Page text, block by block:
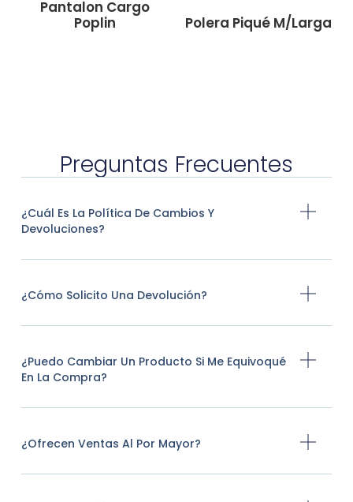
Pantalon Cargo
Poplin
Polera Piqué M/Larga
Preguntas Frecuentes
¿Cuál Es La Política De Cambios Y
Devoluciones?
¿Cómo Solicito Una Devolución?
¿Puedo Cambiar Un Producto Si Me Equivoqué
En La Compra?
¿Ofrecen Ventas Al Por Mayor?